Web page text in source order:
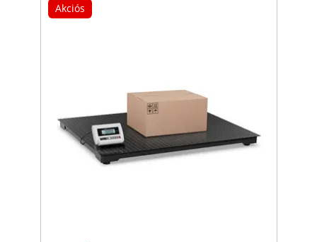
Akciós